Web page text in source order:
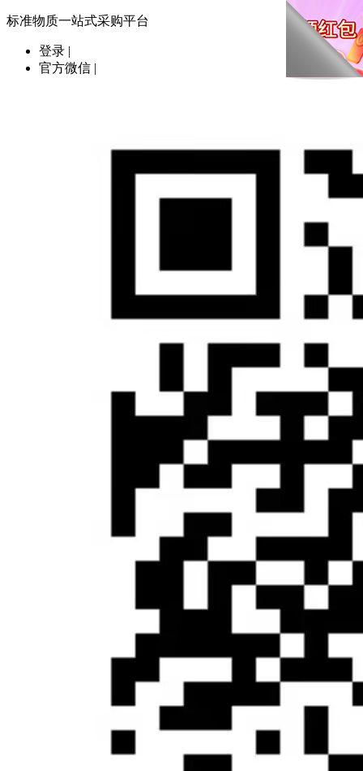
标准物质一站式采购平台
登录 |
官方微信 |